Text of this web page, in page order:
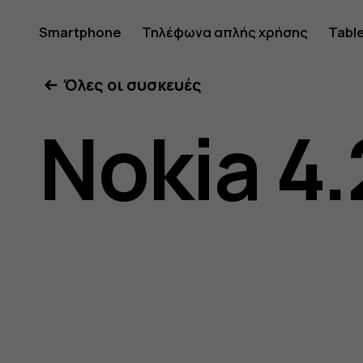
Οδηγίες
χρήσης
Nokia
Smartphone Τηλέφωνα απλής χρήσης
Όλες οι συσκευές
Nokia